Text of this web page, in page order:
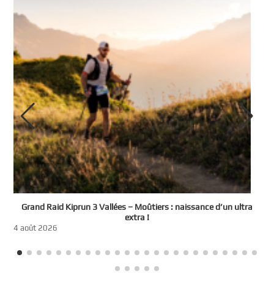
Grand Raid Kiprun 3 Vallées – Moûtiers : naissance d’un ultra
extra !
4 août 2026